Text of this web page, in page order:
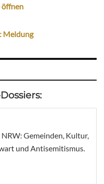
öffnen
Meldung
Gemeinden, Kultur,
und Antisemitismus.